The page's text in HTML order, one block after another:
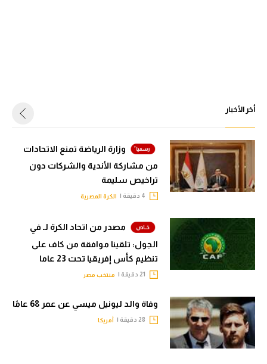
أخر الأخبار
وزارة الرياضة تمنع الاتحادات
من مشاركة الأندية والشركات دون
تراخيص سليمة
الكرة المصرية
مصدر من اتحاد الكرة لـ في
الجول: تلقينا موافقة من كاف على
تنظيم كأس إفريقيا تحت 23 عاما
منتخب مصر
وفاة والد ليونيل ميسي عن عمر 68 عامًا
أمريكا